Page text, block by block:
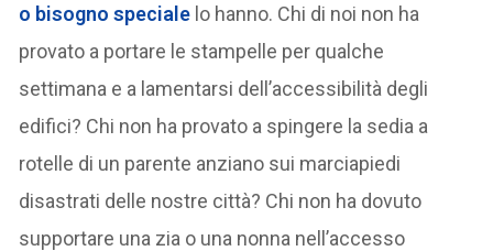
o bisogno speciale lo hanno. Chi di noi non ha
provato a portare le stampelle per qualche
settimana e a lamentarsi dell’accessibilità degli
edifici? Chi non ha provato a spingere la sedia a
rotelle di un parente anziano sui marciapiedi
disastrati delle nostre città? Chi non ha dovuto
supportare una zia o una nonna nell’accesso